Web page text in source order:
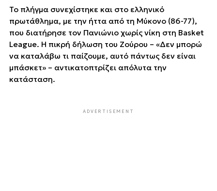
Το πλήγμα συνεχίστηκε και στο ελληνικό
πρωτάθλημα, με την ήττα από τη Μύκονο (86-77),
που διατήρησε τον Πανιώνιο χωρίς νίκη στη Basket
League. Η πικρή δήλωση του Ζούρου – «Δεν μπορώ
να καταλάβω τι παίζουμε, αυτό πάντως δεν είναι
μπάσκετ» – αντικατοπτρίζει απόλυτα την
κατάσταση.
ADVERTISEMENT